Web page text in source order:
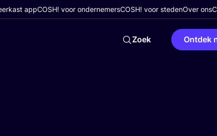
appCOSH! voor ondernemersCOSH! voor stedenOver ons
Zoek Ontdek